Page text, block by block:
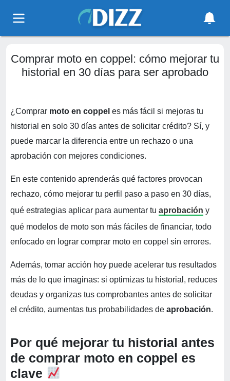
Comprar moto en coppel: cómo mejorar tu
historial en 30 días para ser aprobado
¿Comprar moto en coppel es más fácil si mejoras tu
historial en solo 30 días antes de solicitar crédito? Sí, y
puede marcar la diferencia entre un rechazo o una
aprobación con mejores condiciones.
En este contenido aprenderás qué factores provocan
rechazo, cómo mejorar tu perfil paso a paso en 30 días,
qué estrategias aplicar para aumentar tu aprobación y
qué modelos de moto son más fáciles de financiar, todo
enfocado en lograr comprar moto en coppel sin errores.
Además, tomar acción hoy puede acelerar tus resultados
más de lo que imaginas: si optimizas tu historial, reduces
deudas y organizas tus comprobantes antes de solicitar
el crédito, aumentas tus probabilidades de aprobación.
Por qué mejorar tu historial antes
de comprar moto en coppel es
clave